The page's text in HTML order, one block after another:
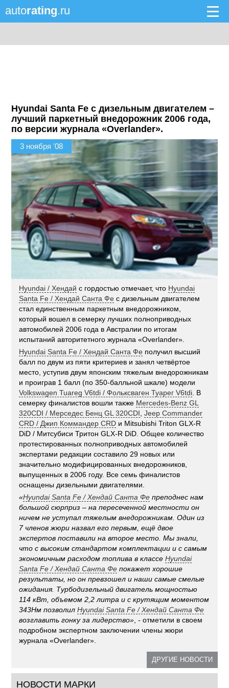
autorating.ru
Hyundai Santa Fe с дизельным двигателем –
лучший паркетный внедорожник 2006 года,
по версии журнала «Overlander».
3 ноября '08
Hyundai / Хендай с гордостью отмечает, что Hyundai
Santa Fe / Хендай Санта Фе с дизельным двигателем
стал единственным паркетным внедорожником,
который вошел в семерку лучших полноприводных
автомобилей 2006 года в Австралии по итогам
испытаний авторитетного журнала «Overlander».
Hyundai Santa Fe / Хендай Санта Фе получил высший
балл по двум из пяти критериев и занял четвёртое
место, уступив двум японским тяжелым внедорожникам
и проиграв 1 балл (по 350-балльной шкале) модели
Volkswagen Tuareg V6tdi / Фольксваген Туарег V6tdi . В
семерку финалистов вошли также Mercedes-Benz GL
320CDI / Мерседес Бенц GL 320CDI ,Jeep Commander
CRD / Джип Коммандер CRD и Mitsubishi Triton GLX-R
DiD / Митсубиси Тритон GLX-R DiD. Общее количество
протестированных полноприводных автомобилей
экспертами редакции составило 29 новых или
значительно модифицированных внедорожников,
выпущенных в 2006 году. Все семь финалистов
оснащены дизельными двигателями.
«Hyundai Santa Fe / Хендай Санта Фе преподнес нам
большой сюрприз – на пересеченной местности он
ничем не уступал тяжелым внедорожникам. Один из
7 членов жюри назвал его первым, ещё двое
экспертов поставили на второе место. Мы знали,
что с высоким стандартом комплектации и с самым
экономичным расходом топлива в классеHyundai
Santa Fe / Хендай Санта Фе покажет хорошие
результаты, но он превзошел и наши самые смелые
ожидания. Турбодизельный двигатель мощностью
114 кВт, объемом 2,2 литра и с крутящим моментом
343Нм позволилHyundai Santa Fe / Хендай Санта Фе
возглавить гонку за лидерство» , - отметили в своем
подробном экспертном заключении члены жюри
журнала «Overlander».
ДРУГИЕ НОВОСТИ
НОВОСТИ МАРКИ